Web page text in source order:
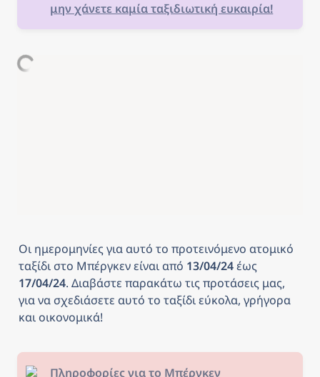
μην χάνετε καμία ταξιδιωτική ευκαιρία!
Οι ημερομηνίες για αυτό το προτεινόμενο ατομικό
ταξίδι στο Μπέργκενείναι από 13/04/24 έως
17/04/24. Διαβάστε παρακάτω τις προτάσεις μας,
για να σχεδιάσετε αυτό το ταξίδι εύκολα, γρήγορα
και οικονομικά!
Πληροφορίες για το Μπέργκεν